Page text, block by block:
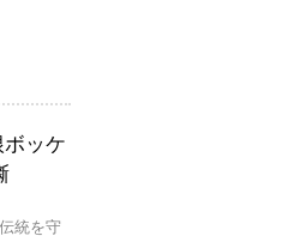
ッケ
統を守